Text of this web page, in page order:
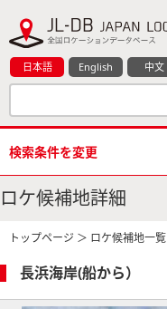
日本語 English 中文
検索条件を変更
ロケ候補地詳細
トップページ ＞ ロケ候補地一覧
長浜海岸(船から）